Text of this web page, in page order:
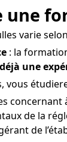
une
varie
: la
une
vous
de la
de